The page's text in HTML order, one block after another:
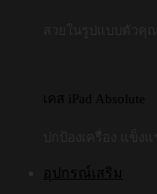
เคส iPad Absolute
อุปกรณ์เสริม